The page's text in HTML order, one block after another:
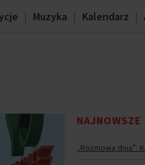
Muzyka Kalendarz
NAJNOWSZE
„Rozmowa dnia”: